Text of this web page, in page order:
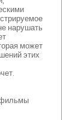
нарушать
может
этих
фильмы